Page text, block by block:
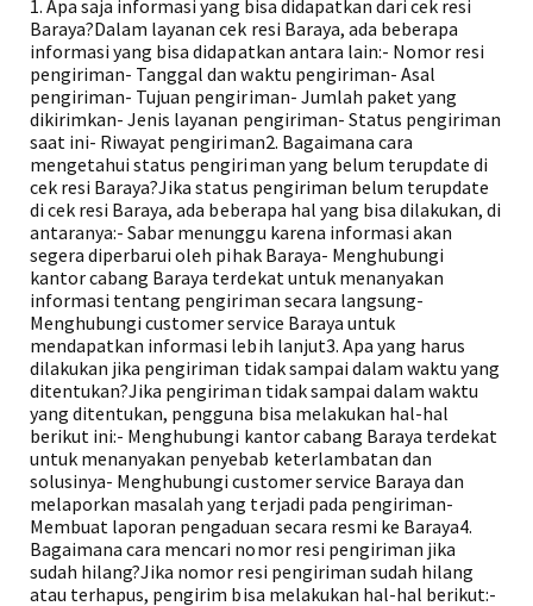
1. Apa saja informasi yang bisa didapatkan dari cek resi
Baraya?Dalam layanan cek resi Baraya, ada beberapa
informasi yang bisa didapatkan antara lain:- Nomor resi
pengiriman- Tanggal dan waktu pengiriman- Asal
pengiriman- Tujuan pengiriman- Jumlah paket yang
dikirimkan- Jenis layanan pengiriman- Status pengiriman
saat ini- Riwayat pengiriman2. Bagaimana cara
mengetahui status pengiriman yang belum terupdate di
cek resi Baraya?Jika status pengiriman belum terupdate
di cek resi Baraya, ada beberapa hal yang bisa dilakukan, di
antaranya:- Sabar menunggu karena informasi akan
segera diperbarui oleh pihak Baraya- Menghubungi
kantor cabang Baraya terdekat untuk menanyakan
informasi tentang pengiriman secara langsung-
Menghubungi customer service Baraya untuk
mendapatkan informasi lebih lanjut3. Apa yang harus
dilakukan jika pengiriman tidak sampai dalam waktu yang
ditentukan?Jika pengiriman tidak sampai dalam waktu
yang ditentukan, pengguna bisa melakukan hal-hal
berikut ini:- Menghubungi kantor cabang Baraya terdekat
untuk menanyakan penyebab keterlambatan dan
solusinya- Menghubungi customer service Baraya dan
melaporkan masalah yang terjadi pada pengiriman-
Membuat laporan pengaduan secara resmi ke Baraya4.
Bagaimana cara mencari nomor resi pengiriman jika
sudah hilang?Jika nomor resi pengiriman sudah hilang
atau terhapus, pengirim bisa melakukan hal-hal berikut:-